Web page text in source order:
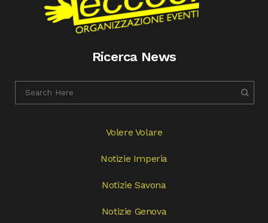
Ricerca News
Volere Volare
Notizie Imperia
Notizie Savona
Notizie Genova